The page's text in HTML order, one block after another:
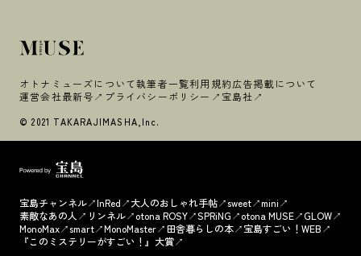
オトナミューズについて執筆者一覧利用規約広告掲載について
運営会社最新号 プライバシーポリシー 宝島社
© 2021 TAKARAJIMASHA,Inc.
宝島チャンネル InRed 大人のおしゃれ手帖 sweet
mini
素敵なあの人
リンネル otona ROSY SPRiNG otona MUSE
GLOW
MonoMax
smart MonoMaster 田舎暮らしの本
宝島すごい！WEB
『このミステリーがすごい！』大賞